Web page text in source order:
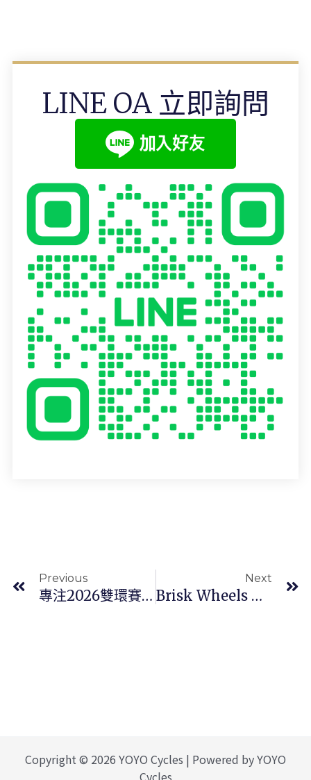
LINE OA 立即詢問
Previous
專注2026雙環賽計劃：Vingegaard先戰環義再赴環法的深意
Next
Brisk Wheels 旗艦級碳纖維公路車輪組 — Velix-Evo
Copyright © 2026 YOYO Cycles | Powered by YOYO
Cycles